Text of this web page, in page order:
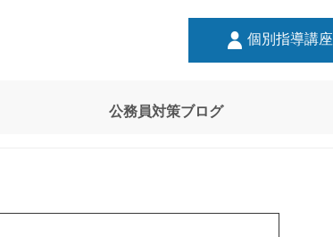
個別指導講座
公務員対策ブログ